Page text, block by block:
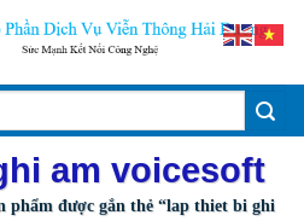
am voicesoft
phẩm được gắn thẻ “lap thiet bi ghi